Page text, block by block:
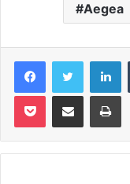
Aegea
FacebookTwitter
Pocket Compartilhar via e-mail